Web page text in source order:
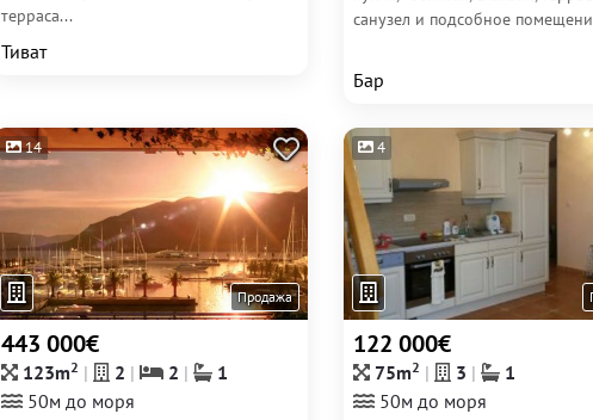
терраса...
Тиват
санузел и подсобное
Бар
14
Продажа
443 000€
123m2 2 2
1
50м до моря
4
122 000€
75m2 3
1
50м до моря